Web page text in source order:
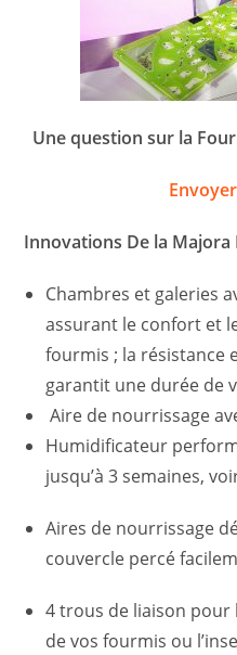
Une question sur la
Innovations De la Majora
Chambres et galeries
assurant le confort et
fourmis ; la résistance
garantit une durée de
Aire de nourrissage
Humidificateur
jusqu’à 3 semaines,
Aires de nourrissage
couvercle percé
4 trous de liaison pour
de vos fourmis ou